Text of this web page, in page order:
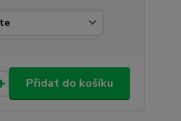
Přidat do košíku